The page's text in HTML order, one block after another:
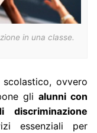
in una classe.
ovvero
gli alunni con
discriminazione
essenziali per